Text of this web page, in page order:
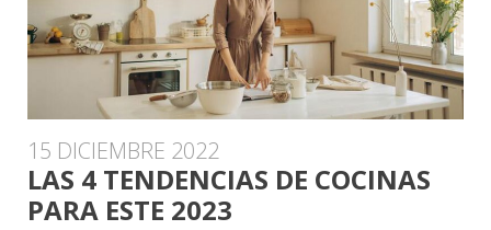
15 DICIEMBRE 2022
LAS 4 TENDENCIAS DE COCINAS
PARA ESTE 2023